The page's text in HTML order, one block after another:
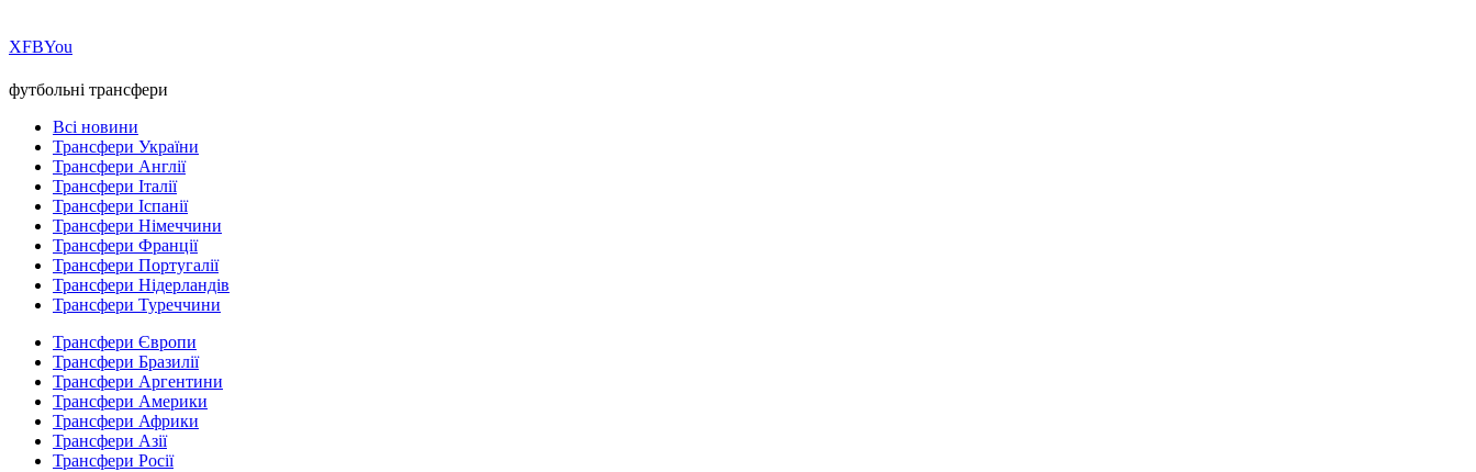
ХFBYou
футбольні трансфери
Всі новини
Трансфери України
Трансфери Англії
Трансфери Італії
Трансфери Іспанії
Трансфери Німеччини
Трансфери Франції
Трансфери Португалії
Трансфери Нідерландів
Трансфери Туреччини
Трансфери Європи
Трансфери Бразилії
Трансфери Аргентини
Трансфери Америки
Трансфери Африки
Трансфери Азії
Трансфери Росії